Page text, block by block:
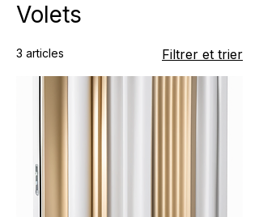
Volets
3 articles Filtrer et trier